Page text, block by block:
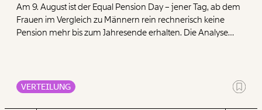
Am 9. August ist der Equal Pension Day – jener Tag, ab dem
Frauen im Vergleich zu Männern rein rechnerisch keine
Pension mehr bis zum Jahresende erhalten. Die Analyse
Männer.
VERTEILUNG